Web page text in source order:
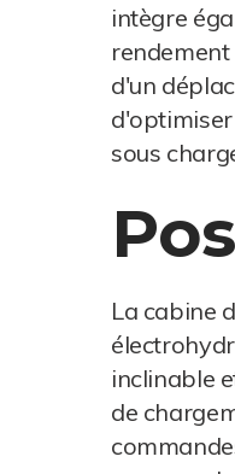
intègre
d'un
sous
La cabine
inclinable
de